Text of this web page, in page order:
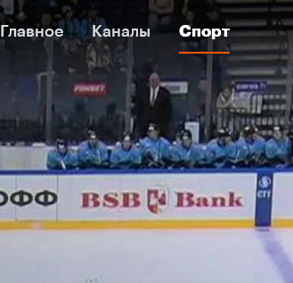
Главное Каналы Спорт
Главное Каналы Спорт